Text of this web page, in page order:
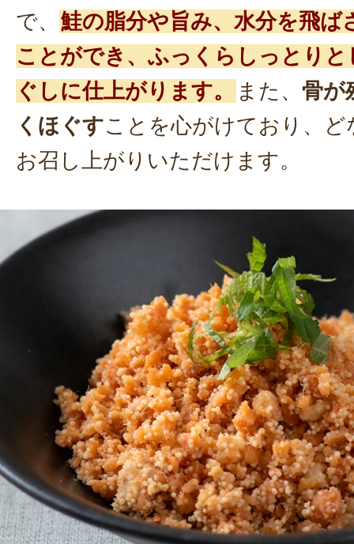
で、 鮭の脂分や旨み、水分を飛ば
ことができ、ふっくらしっとり
ぐしに仕上がります。
また、 骨が
くほぐすことを心がけており、
お召し上がりいただけます。